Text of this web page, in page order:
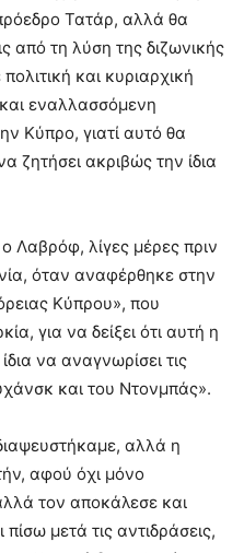
Τατάρ, αλλά θα
από τη λύση της διζωνικής
και κυριαρχική
εναλλασσόμενη
Κύπρο, γιατί αυτό θα
ζητήσει ακριβώς την ίδια
Λαβρόφ, λίγες μέρες πριν
όταν αναφέρθηκε στην
Κύπρου», που
για να δείξει ότι αυτή η
να αναγνωρίσει τις
και του Ντονμπάς».
αλλά η
αφού όχι μόνο
τον αποκάλεσε και
μετά τις αντιδράσεις,